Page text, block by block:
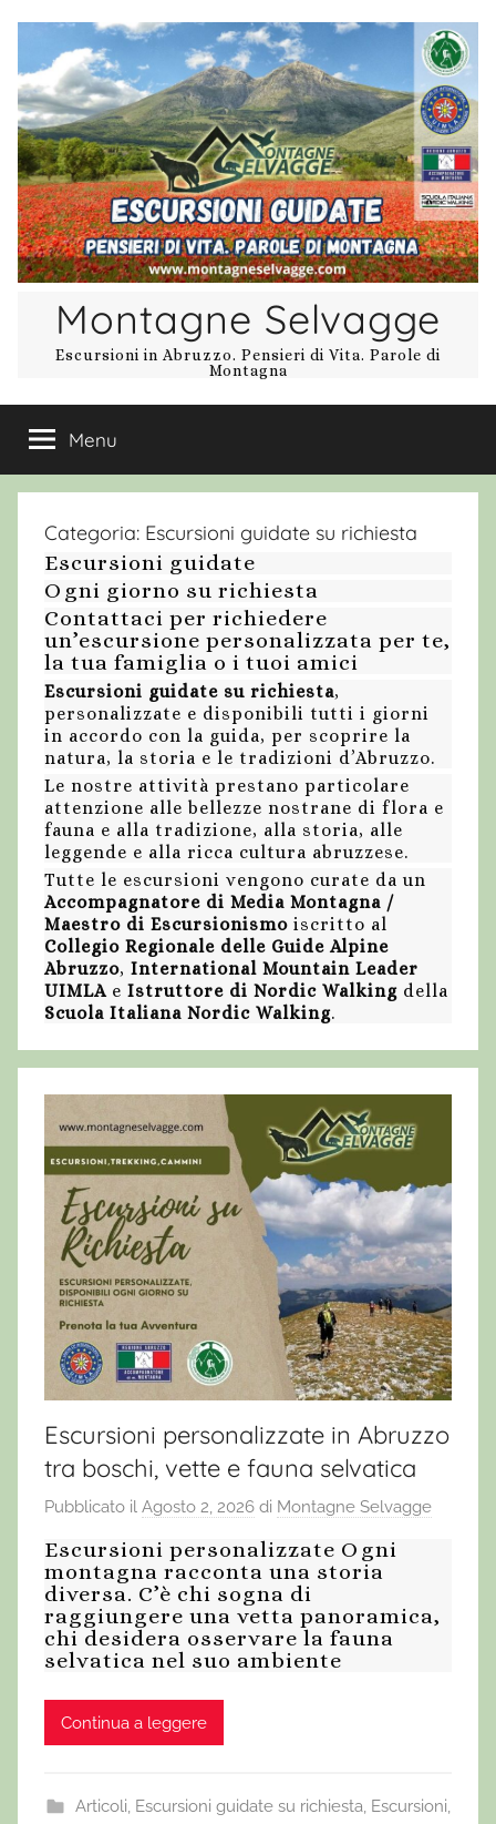
contenuto
Montagne Selvagge
Escursioni in Abruzzo. Pensieri di Vita. Parole di
Montagna
Menu
Categoria: Escursioni guidate su richiesta
Escursioni guidate
Ogni giorno su richiesta
Contattaci per richiedere
un’escursione personalizzata per te,
la tua famiglia o i tuoi amici
Escursioni guidate su richiesta,
personalizzate e disponibili tutti i giorni
in accordo con la guida, per scoprire la
natura, la storia e le tradizioni d’Abruzzo.
Le nostre attività prestano particolare
attenzione alle bellezze nostrane di flora e
fauna e alla tradizione, alla storia, alle
leggende e alla ricca cultura abruzzese.
Tutte le escursioni vengono curate da un
Accompagnatore di Media Montagna /
Maestro di Escursionismo iscritto al
Collegio Regionale delle Guide Alpine
Abruzzo, International Mountain Leader
UIMLA e Istruttore di Nordic Walking della
Scuola Italiana Nordic Walking.
Escursioni personalizzate in Abruzzo
tra boschi, vette e fauna selvatica
Pubblicato il Agosto 2, 2026 di Montagne Selvagge
Escursioni personalizzate Ogni
montagna racconta una storia
diversa. C’è chi sogna di
raggiungere una vetta panoramica,
chi desidera osservare la fauna
selvatica nel suo ambiente
Continua a leggere
Articoli, Escursioni guidate su richiesta, Escursioni,